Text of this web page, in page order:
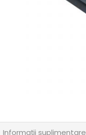
Informații suplimentare